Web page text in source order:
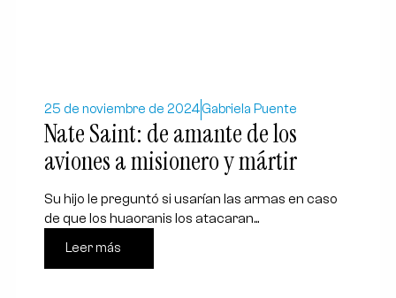
25 de noviembre de 2024Gabriela Puente
Nate Saint: de amante de los
aviones a misionero y mártir
Su hijo le preguntó si usarían las armas en caso
de que los huaoranis los atacaran...
Leer más